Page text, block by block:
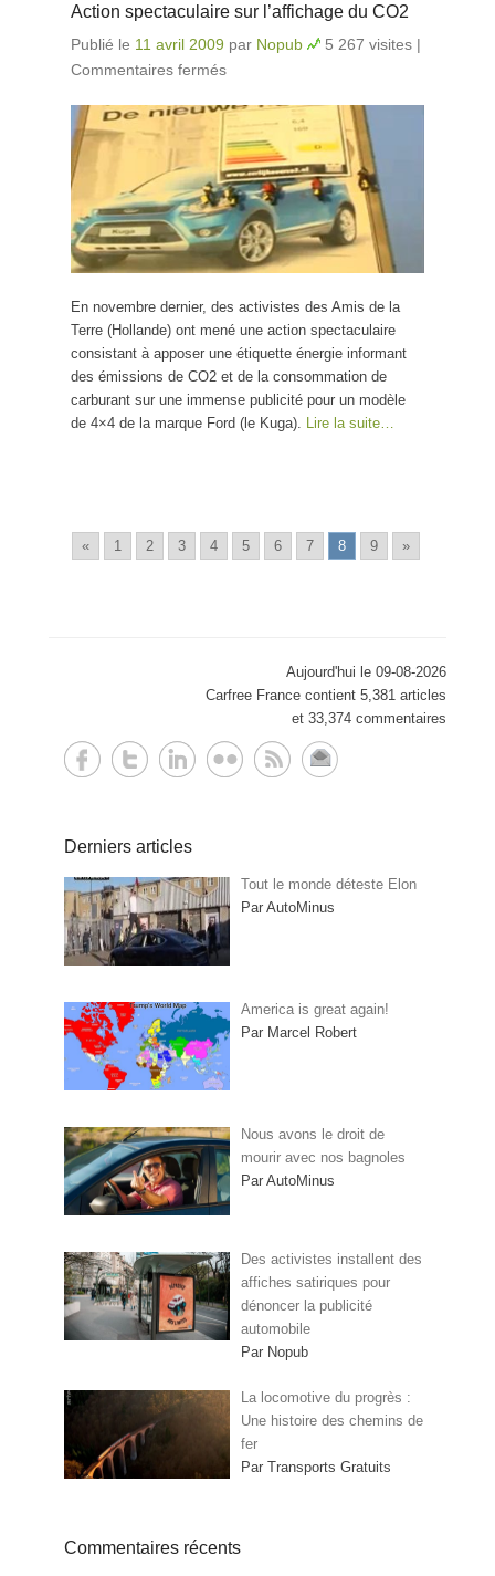
Action spectaculaire sur l’affichage du CO2
Publié le 11 avril 2009 par Nopub 5 267 visites |
Commentaires fermés
En novembre dernier, des activistes des Amis de la
Terre (Hollande) ont mené une action spectaculaire
consistant à apposer une étiquette énergie informant
des émissions de CO2 et de la consommation de
carburant sur une immense publicité pour un modèle
de 4×4 de la marque Ford (le Kuga).
Lire la suite…
« 1 2 3 4 5 6 7 8 9 »
Aujourd'hui le 09-08-2026
Carfree France contient 5,381 articles
et 33,374 commentaires
Derniers articles
Tout le monde déteste Elon
Par AutoMinus
America is great again!
Par Marcel Robert
Nous avons le droit de
mourir avec nos bagnoles
Par AutoMinus
Des activistes installent des
affiches satiriques pour
dénoncer la publicité
automobile
Par Nopub
La locomotive du progrès :
Une histoire des chemins de
fer
Par Transports Gratuits
Commentaires récents